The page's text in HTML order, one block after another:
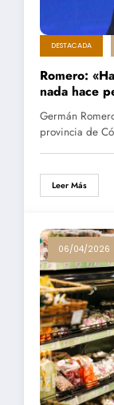
DESTACADA
Romero:
nada hace
Germán
provincia de
Leer Más
06/04/2026